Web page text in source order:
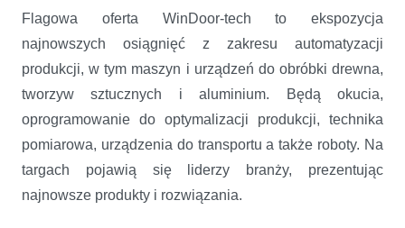
Flagowa oferta WinDoor-tech to ekspozycja
najnowszych osiągnięć z zakresu automatyzacji
produkcji, w tym maszyn i urządzeń do obróbki drewna,
tworzyw sztucznych i aluminium. Będą okucia,
oprogramowanie do optymalizacji produkcji, technika
pomiarowa, urządzenia do transportu a także roboty. Na
targach pojawią się liderzy branży, prezentując
najnowsze produkty i rozwiązania.